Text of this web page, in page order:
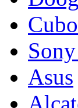
Asus